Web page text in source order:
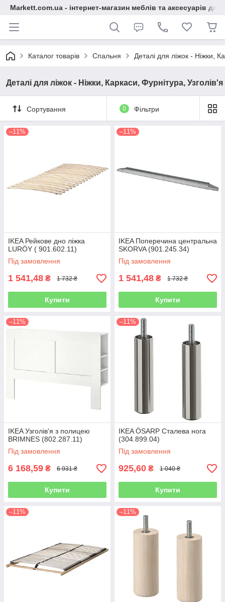
Markett.com.ua - інтернет-магазин меблів та аксесуарів для
Каталог товарів Спальня Деталі для ліжок - Ніжки,
Деталі для ліжок - Ніжки, Каркаси, Фурнітура, Узголів'я
Сортування 0 Фільтри
–11%
IKEA Рейкове дно ліжка
LURÖY ( 901.602.11)
Під замовлення
1 541,48 ₴ 1 732 ₴
Купити
–11%
IKEA Поперечина центральна
SKORVA (901.245.34)
Під замовлення
1 541,48 ₴ 1 732 ₴
Купити
–11%
IKEA Узголів'я з полицею
BRIMNES (802.287.11)
Під замовлення
6 168,59 ₴ 6 931 ₴
Купити
–11%
IKEA ÖSARP Сталева нога
(304.899.04)
Під замовлення
925,60 ₴ 1 040 ₴
Купити
–11% –11%